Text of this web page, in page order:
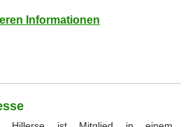
Informationen